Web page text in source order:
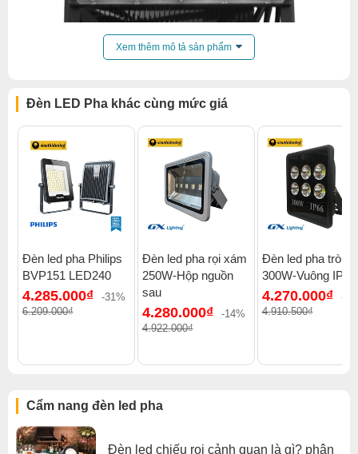
Xem thêm mô tả sản phẩm
Đèn LED Pha khác cùng mức giá
Đèn led pha Philips
BVP151 LED240
4.285.000₫
-31%
6.209.000₫
Đèn led pha rọi xám
250W-Hộp nguồn
sau
4.280.000₫
-14%
4.922.000₫
Đèn led pha tròn
300W-Vuông IP66
4.270.000₫
-
4.910.500₫
Cẩm nang đèn led pha
Đèn led chiếu rọi cảnh quan là gì? phân